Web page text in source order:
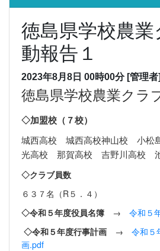
徳島県学校農
動報告１
2023年8月8日 00時00分 [管理者]
徳島県学校農業クラ
◇加盟校（７校）
城西高校 城西高校神山校 小松
光高校 那賀高校 吉野川高校
◇クラブ員数
６３７名（R５．４）
◇令和５年度役員名簿 → 令和５
◇令和５年度行事計画 → 令和５
画.pdf